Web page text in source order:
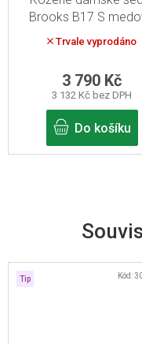
Tip Kód:
Brooks B17 S
Trvale vyprodáno
3 132 Kč bez DPH
3 790 Kč
Do košíku